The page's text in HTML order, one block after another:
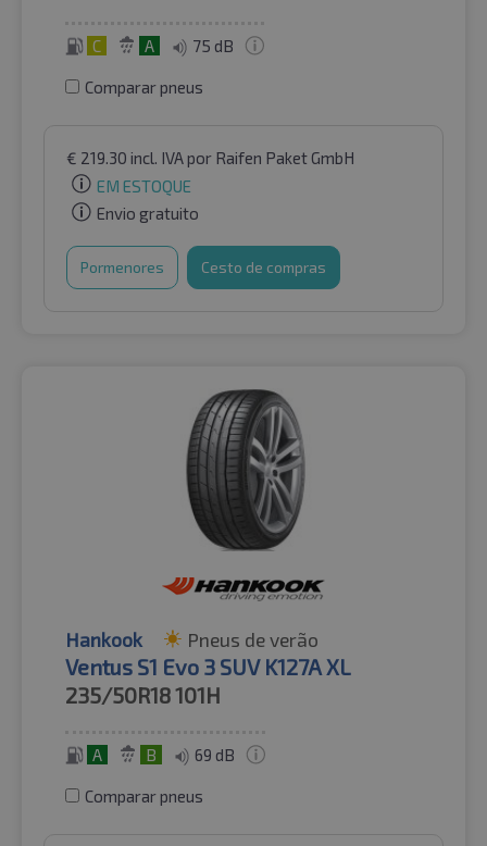
C A 75 dB
Comparar pneus
€ 219.30 incl. IVApor Raifen Paket GmbH
EM ESTOQUE
Envio gratuito
Pormenores Cesto de compras
Hankook Pneus de verão
Ventus S1 Evo 3 SUV K127A XL
235/50R18101H
A B 69 dB
Comparar pneus